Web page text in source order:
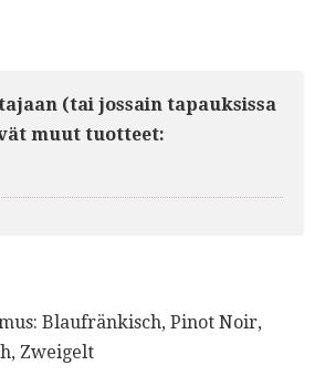
(tai jossain tapauksissa
muut tuotteet:
Blaufränkisch, Pinot Noir,
, Zweigelt